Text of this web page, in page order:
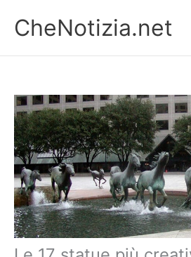
contenuto
CheNotizia.net